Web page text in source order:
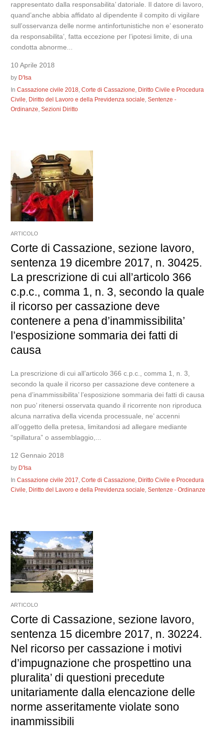
rappresentato dalla responsabilita’ datoriale. Il datore di lavoro,
quand’anche abbia affidato al dipendente il compito di vigilare
sull’osservanza delle norme antinfortunistiche non e’ esonerato
da responsabilita’, fatta eccezione per l’ipotesi limite, di una
condotta abnorme...
10 Aprile 2018
by D'Isa
InCassazione civile 2018,Corte di Cassazione, Diritto Civile e Procedura
Civile, Diritto del Lavoro e della Previdenza sociale,Sentenze -
Ordinanze,Sezioni Diritto
ARTICOLO
Corte di Cassazione, sezione lavoro,
sentenza 19 dicembre 2017, n. 30425.
La prescrizione di cui all’articolo 366
c.p.c., comma 1, n. 3, secondo la quale
il ricorso per cassazione deve
contenere a pena d’inammissibilita’
l’esposizione sommaria dei fatti di
causa
La prescrizione di cui all’articolo 366 c.p.c., comma 1, n. 3,
secondo la quale il ricorso per cassazione deve contenere a
pena d’inammissibilita’ l’esposizione sommaria dei fatti di causa
non puo’ ritenersi osservata quando il ricorrente non riproduca
alcuna narrativa della vicenda processuale, ne’ accenni
all’oggetto della pretesa, limitandosi ad allegare mediante
“spillatura” o assemblaggio,...
12 Gennaio 2018
by D'Isa
InCassazione civile 2017,Corte di Cassazione, Diritto Civile e Procedura
Civile, Diritto del Lavoro e della Previdenza sociale,Sentenze - Ordinanze
ARTICOLO
Corte di Cassazione, sezione lavoro,
sentenza 15 dicembre 2017, n. 30224.
Nel ricorso per cassazione i motivi
d’impugnazione che prospettino una
pluralita’ di questioni precedute
unitariamente dalla elencazione delle
norme asseritamente violate sono
inammissibili